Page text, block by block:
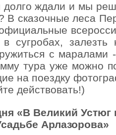
долго ждали и мы
В сказочные леса
в сугробах,
с маралами
тура уже можно
на поездку
действовать!)
«В Великий Устюг
Арлазорова»